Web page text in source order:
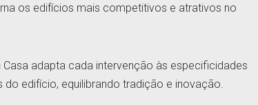
os edifícios mais competitivos e atrativos no
adapta cada intervenção às especificidades
do edifício, equilibrando tradição e inovação.